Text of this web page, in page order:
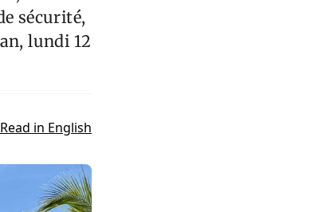
sécurité,
lundi 12
in English